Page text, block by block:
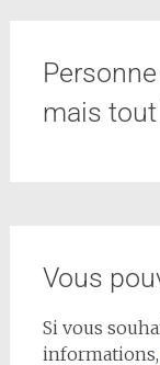
mais
Vous
Si vous
informations,